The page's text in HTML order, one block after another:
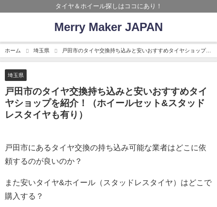
タイヤ＆ホイール探しはココにあり！
Merry Maker JAPAN
ホーム 埼玉県
戸田市のタイヤ交換持ち込みと安いおすすめタイヤショップを
紹介！（ホイールセット&スタッドレスタイヤも有り）
埼玉県
戸田市のタイヤ交換持ち込みと安いおすすめタイ
ヤショップを紹介！（ホイールセット&スタッド
レスタイヤも有り）
戸田市にあるタイヤ交換の持ち込み可能な業者はどこに依
頼するのが良いのか？
また安いタイヤ&ホイール（スタッドレスタイヤ）はどこで
購入する？